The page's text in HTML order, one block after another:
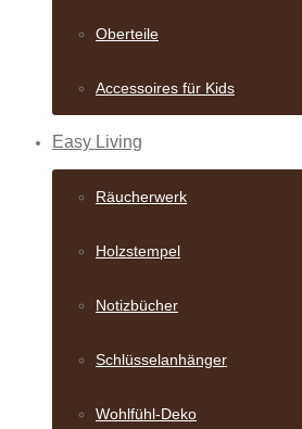
Oberteile
Accessoires für Kids
Easy Living
Räucherwerk
Holzstempel
Notizbücher
Schlüsselanhänger
Wohlfühl-Deko